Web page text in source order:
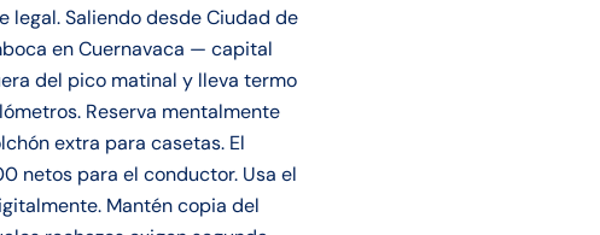
Saliendo desde Ciudad de
en Cuernavaca — capital
del pico matinal y lleva termo
Reserva mentalmente
extra para casetas. El
netos para el conductor. Usa el
Mantén copia del